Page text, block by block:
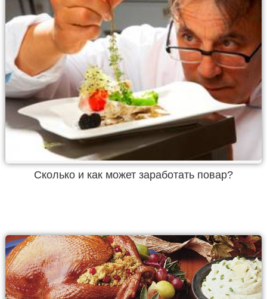
Сколько и как может заработать повар?